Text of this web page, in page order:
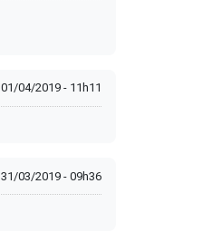
01/04/2019 - 11h11
31/03/2019 - 09h36